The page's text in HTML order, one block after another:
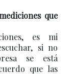
que
es mi
si no
se está
que las